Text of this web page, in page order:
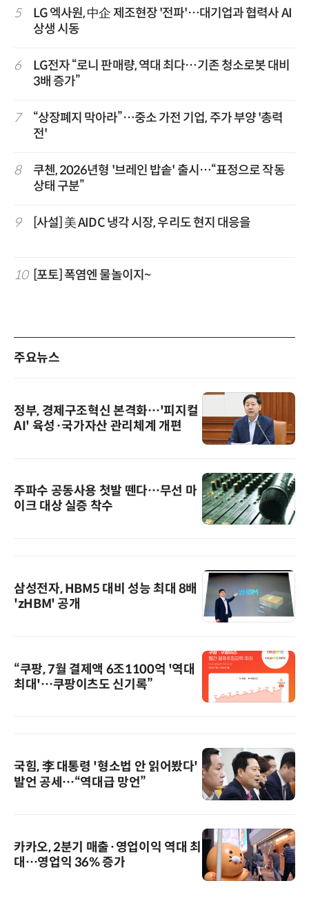
5
LG 엑사원, 中企 제조현장 '전파'…대기업과 협력사 AI
상생 시동
6
LG전자 “로니 판매량, 역대 최다…기존 청소로봇 대비
3배 증가”
7
“상장폐지 막아라”…중소 가전 기업, 주가 부양 '총력
전'
8
쿠첸, 2026년형 '브레인 밥솥' 출시…“표정으로 작동
상태 구분”
9 [사설] 美 AIDC 냉각 시장, 우리도 현지 대응을
10 [포토] 폭염엔 물놀이지~
주요뉴스
정부, 경제구조혁신 본격화…'피지컬
AI' 육성·국가자산 관리체계 개편
주파수 공동사용 첫발 뗀다…무선 마
이크 대상 실증 착수
삼성전자, HBM5 대비 성능 최대 8배
'zHBM' 공개
“쿠팡, 7월 결제액 6조1100억 '역대
최대'…쿠팡이츠도 신기록”
국힘, 李 대통령 '형소법 안 읽어봤다'
발언 공세…“역대급 망언”
카카오, 2분기 매출·영업이익 역대 최
대…영업익 36% 증가